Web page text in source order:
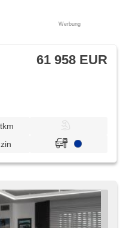
Werbung
61 958 EUR